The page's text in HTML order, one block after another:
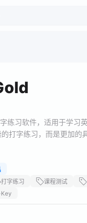
习软件，适用于学习
打字练习，而是更加的
打字练习 课程测试